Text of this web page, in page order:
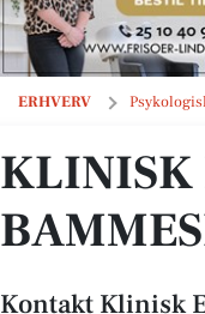
ERHVERV
Klinisk
KLINISK
Kontakt Klinisk